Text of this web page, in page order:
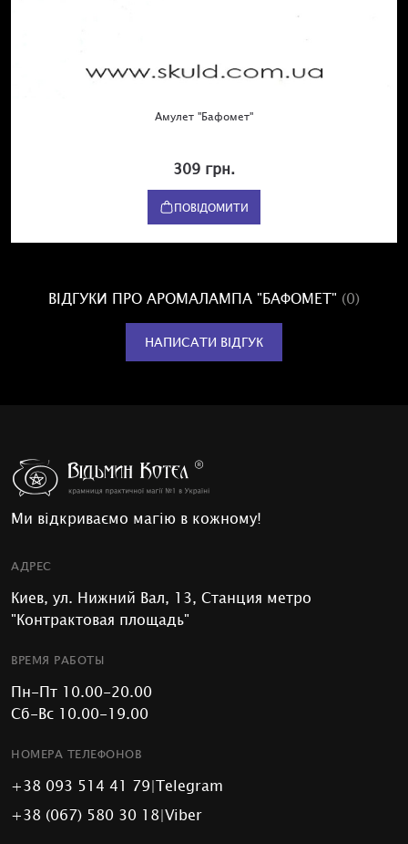
Амулет "Бафомет"
309 грн.
ПОВІДОМИТИ
ВІДГУКИ ПРО АРОМАЛАМПА "БАФОМЕТ" (0)
НАПИСАТИ ВІДГУК
Ми відкриваємо магію в кожному!
АДРЕС
Киев, ул. Нижний Вал, 13, Станция метро
"Контрактовая площадь"
ВРЕМЯ РАБОТЫ
Пн-Пт 10.00-20.00
Сб-Вс 10.00-19.00
НОМЕРА ТЕЛЕФОНОВ
+38 093 514 41 79|Telegram
+38 (067) 580 30 18|Viber